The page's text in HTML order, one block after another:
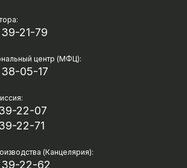
21-79
центр (МФЦ):
05-17
22-07
22-71
(Канцелярия):
22-62